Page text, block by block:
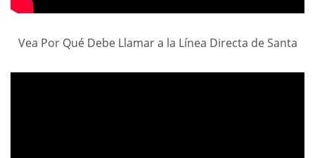
Vea Por Qué Debe Llamar a la Línea Directa de Santa